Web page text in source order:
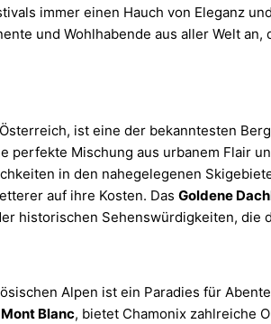
immer einen Hauch von Eleganz
und Wohlhabende aus aller Welt
ist eine der bekanntesten
perfekte Mischung aus urbanem Flair
in den nahegelegenen
auf ihre Kosten. Das Goldene
historischen Sehenswürdigkeiten, die
Alpen ist ein Paradies für
Mont Blanc, bietet Chamonix zahlreiche